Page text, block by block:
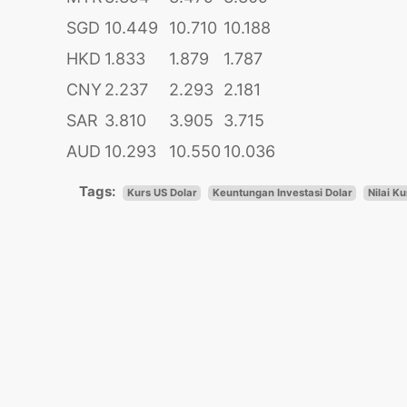
SGD 10.449 10.710 10.188
HKD 1.833 1.879
1.787
CNY 2.237 2.293
2.181
SAR 3.810 3.905
3.715
AUD 10.293 10.550 10.036
Tags: Kurs US Dolar Keuntungan Investasi Dolar Nilai